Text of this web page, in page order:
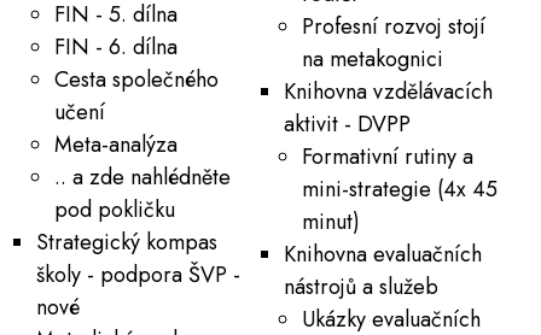
FIN - 5. dílna
FIN - 6. dílna
Cesta společného
učení
Meta-analýza
.. a zde nahlédněte
pod pokličku
Strategický kompas
školy - podpora ŠVP -
nové
Profesní rozvoj stojí
na metakognici
Knihovna vzdělávacích
aktivit - DVPP
Formativní rutiny a
mini-strategie (4x 45
minut)
Knihovna evaluačních
nástrojů a služeb
Ukázky evaluačních